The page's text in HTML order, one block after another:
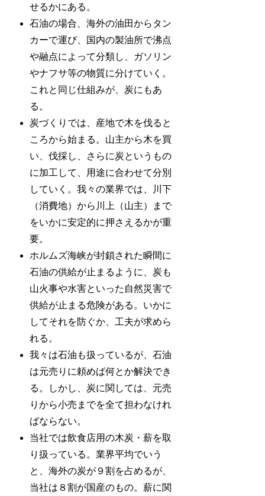
せるかにある。
石油の場合、海外の油田からタン
カーで運び、国内の製油所で沸点
や融点によって分類し、ガソリン
やナフサ等の物質に分けていく。
これと同じ仕組みが、炭にもあ
る。
炭づくりでは、産地で木を伐ると
ころから始まる。山主から木を買
い、伐採し、さらに炭というもの
に加工して、用途に合わせて分別
していく。我々の業界では、川下
（消費地）から川上（山主）まで
をいかに安定的に押さえるかが重
要。
ホルムズ海峡が封鎖された瞬間に
石油の供給が止まるように、炭も
山火事や水害といった自然災害で
供給が止まる危険がある。いかに
してそれを防ぐか、工夫が求めら
れる。
我々は石油も扱っているが、石油
は元売りに頼めば何とか解決でき
る。しかし、炭に関しては、元売
りから小売までを全て担わなけれ
ばならない。
当社では飲食店用の木炭・薪を取
り扱っている。業界平均でいう
と、海外の炭が９割を占めるが、
当社は８割が国産のもの。薪に関